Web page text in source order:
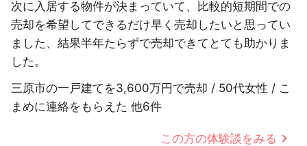
次に入居する物件が決まっていて、比較的短期間での
売却を希望してできるだけ早く売却したいと思ってい
ました、結果半年たらずで売却できてとても助かりま
した。
三原市の一戸建てを3,600万円で売却 / 50代女性 / こ
まめに連絡をもらえた 他6件
この方の体験談をみる